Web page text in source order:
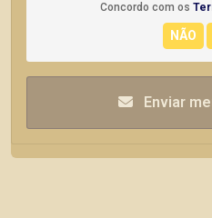
Concordo com os
Enviar